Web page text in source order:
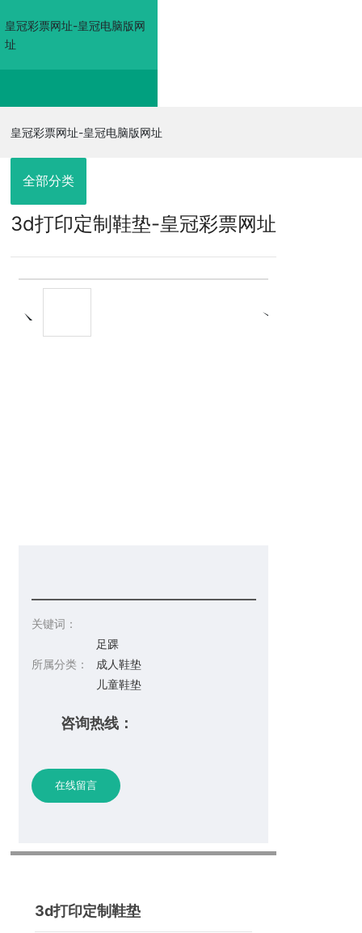
皇冠彩票网址-皇冠电脑版网
址
皇冠彩票网址-皇冠电
脑版网址
走进佳奥
皇冠电脑版网
皇冠彩票网址-皇冠电脑版网址
全部分类
3d打印定制鞋垫-皇冠彩票网址
关键词：
所属分类：
足踝
成人鞋垫
儿童鞋垫
咨询热线：
在线留言
3d打印定制鞋垫